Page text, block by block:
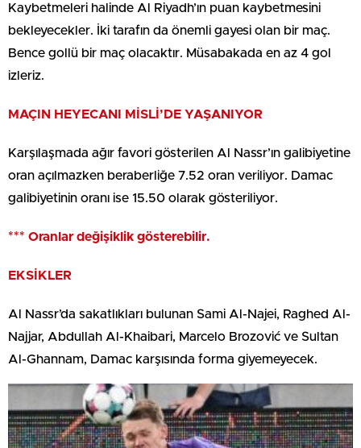
Kaybetmeleri halinde Al Riyadh’ın puan kaybetmesini
bekleyecekler. İki tarafın da önemli gayesi olan bir maç.
Bence gollü bir maç olacaktır. Müsabakada en az 4 gol
izleriz.
MAÇIN HEYECANI MİSLİ’DE YAŞANIYOR
Karşılaşmada ağır favori gösterilen Al Nassr’ın galibiyetine
oran açılmazken beraberliğe 7.52 oran veriliyor. Damac
galibiyetinin oranı ise 15.50 olarak gösteriliyor.
*** Oranlar değişiklik gösterebilir.
EKSİKLER
Al Nassr’da sakatlıkları bulunan Sami Al-Najei, Raghed Al-
Najjar, Abdullah Al-Khaibari, Marcelo Brozović ve Sultan
Al-Ghannam, Damac karşısında forma giyemeyecek.